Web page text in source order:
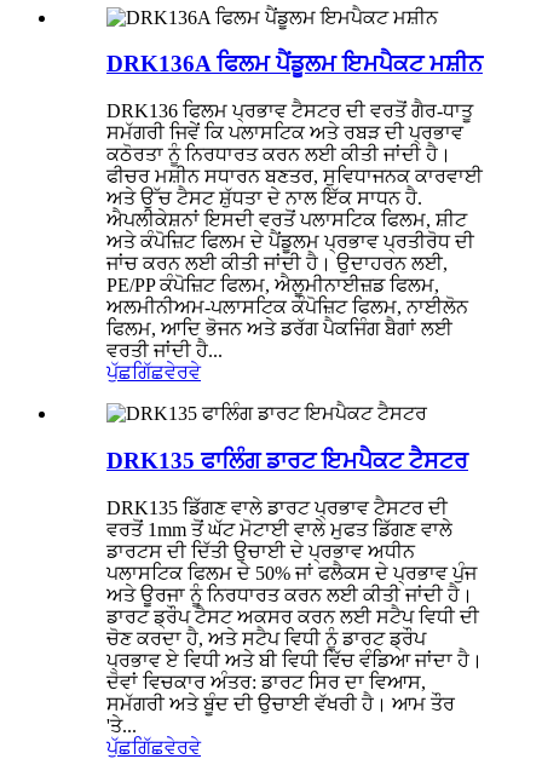
DRK136A ਫਿਲਮ ਪੈਂਡੂਲਮ ਇਮਪੈਕਟ ਮਸ਼ੀਨ
DRK136 ਫਿਲਮ ਪ੍ਰਭਾਵ ਟੈਸਟਰ ਦੀ ਵਰਤੋਂ ਗੈਰ-ਧਾਤੂ
ਸਮੱਗਰੀ ਜਿਵੇਂ ਕਿ ਪਲਾਸਟਿਕ ਅਤੇ ਰਬੜ ਦੀ ਪ੍ਰਭਾਵ
ਕਠੋਰਤਾ ਨੂੰ ਨਿਰਧਾਰਤ ਕਰਨ ਲਈ ਕੀਤੀ ਜਾਂਦੀ ਹੈ।
ਫੀਚਰ ਮਸ਼ੀਨ ਸਧਾਰਨ ਬਣਤਰ, ਸੁਵਿਧਾਜਨਕ ਕਾਰਵਾਈ
ਅਤੇ ਉੱਚ ਟੈਸਟ ਸ਼ੁੱਧਤਾ ਦੇ ਨਾਲ ਇੱਕ ਸਾਧਨ ਹੈ.
ਐਪਲੀਕੇਸ਼ਨਾਂ ਇਸਦੀ ਵਰਤੋਂ ਪਲਾਸਟਿਕ ਫਿਲਮ, ਸ਼ੀਟ
ਅਤੇ ਕੰਪੋਜ਼ਿਟ ਫਿਲਮ ਦੇ ਪੈਂਡੂਲਮ ਪ੍ਰਭਾਵ ਪ੍ਰਤੀਰੋਧ ਦੀ
ਜਾਂਚ ਕਰਨ ਲਈ ਕੀਤੀ ਜਾਂਦੀ ਹੈ। ਉਦਾਹਰਨ ਲਈ,
PE/PP ਕੰਪੋਜ਼ਿਟ ਫਿਲਮ, ਐਲੂਮੀਨਾਈਜ਼ਡ ਫਿਲਮ,
ਅਲਮੀਨੀਅਮ-ਪਲਾਸਟਿਕ ਕੰਪੋਜ਼ਿਟ ਫਿਲਮ, ਨਾਈਲੋਨ
ਫਿਲਮ, ਆਦਿ ਭੋਜਨ ਅਤੇ ਡਰੱਗ ਪੈਕਜਿੰਗ ਬੈਗਾਂ ਲਈ
ਵਰਤੀ ਜਾਂਦੀ ਹੈ...
ਪੁੱਛਗਿੱਛਵੇਰਵੇ
DRK135 ਫਾਲਿੰਗ ਡਾਰਟ ਇਮਪੈਕਟ ਟੈਸਟਰ
DRK135 ਡਿੱਗਣ ਵਾਲੇ ਡਾਰਟ ਪ੍ਰਭਾਵ ਟੈਸਟਰ ਦੀ
ਵਰਤੋਂ 1mm ਤੋਂ ਘੱਟ ਮੋਟਾਈ ਵਾਲੇ ਮੁਫਤ ਡਿੱਗਣ ਵਾਲੇ
ਡਾਰਟਸ ਦੀ ਦਿੱਤੀ ਉਚਾਈ ਦੇ ਪ੍ਰਭਾਵ ਅਧੀਨ
ਪਲਾਸਟਿਕ ਫਿਲਮ ਦੇ 50% ਜਾਂ ਫਲੈਕਸ ਦੇ ਪ੍ਰਭਾਵ ਪੁੰਜ
ਅਤੇ ਊਰਜਾ ਨੂੰ ਨਿਰਧਾਰਤ ਕਰਨ ਲਈ ਕੀਤੀ ਜਾਂਦੀ ਹੈ।
ਡਾਰਟ ਡ੍ਰੌਪ ਟੈਸਟ ਅਕਸਰ ਕਰਨ ਲਈ ਸਟੈਪ ਵਿਧੀ ਦੀ
ਚੋਣ ਕਰਦਾ ਹੈ, ਅਤੇ ਸਟੈਪ ਵਿਧੀ ਨੂੰ ਡਾਰਟ ਡ੍ਰੌਪ
ਪ੍ਰਭਾਵ ਏ ਵਿਧੀ ਅਤੇ ਬੀ ਵਿਧੀ ਵਿੱਚ ਵੰਡਿਆ ਜਾਂਦਾ ਹੈ।
ਦੋਵਾਂ ਵਿਚਕਾਰ ਅੰਤਰ: ਡਾਰਟ ਸਿਰ ਦਾ ਵਿਆਸ,
ਸਮੱਗਰੀ ਅਤੇ ਬੂੰਦ ਦੀ ਉਚਾਈ ਵੱਖਰੀ ਹੈ। ਆਮ ਤੌਰ
'ਤੇ...
ਪੁੱਛਗਿੱਛਵੇਰਵੇ